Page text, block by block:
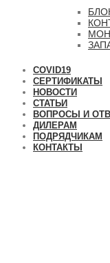
COVID19
СЕРТИФИКАТЫ
НОВОСТИ
СТАТЬИ
ВОПРОСЫ И
ДИЛЕРАМ
ПОДРЯДЧИКАМ
КОНТАКТЫ